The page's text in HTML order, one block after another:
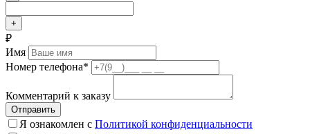
+
₽
Имя
Номер телефона*
Комментарий к заказу
Отправить
Я ознакомлен с Политикой конфиденциальности